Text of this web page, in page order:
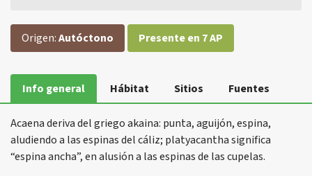
Origen:Autóctono Presente en 7 AP
Info general Hábitat Sitios Fuentes
Acaena deriva del griego akaina: punta, aguijón, espina,
aludiendo a las espinas del cáliz; platyacantha significa
“espina ancha”, en alusión a las espinas de las cupelas.